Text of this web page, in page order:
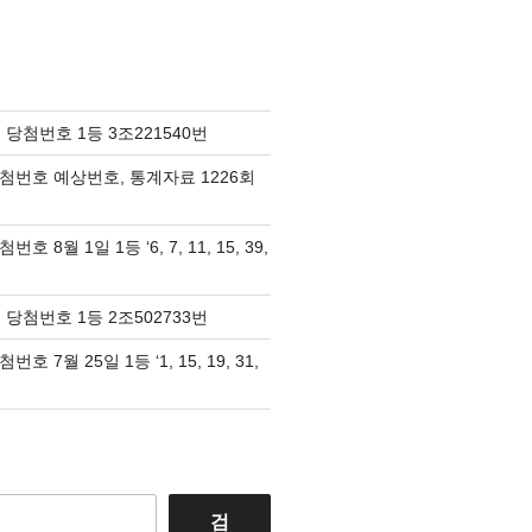
당첨번호 1등 3조221540번
번호 예상번호, 통계자료 1226회
번호 8월 1일 1등 ‘6, 7, 11, 15, 39,
당첨번호 1등 2조502733번
번호 7월 25일 1등 ‘1, 15, 19, 31,
검